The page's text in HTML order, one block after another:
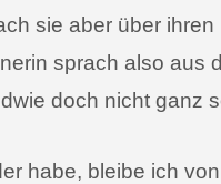
sie aber über ihren
sprach also aus
doch nicht ganz
habe, bleibe ich